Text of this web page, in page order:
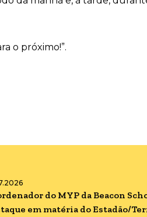
o próximo!”.
do MYP da Beacon
em matéria do Estadão/